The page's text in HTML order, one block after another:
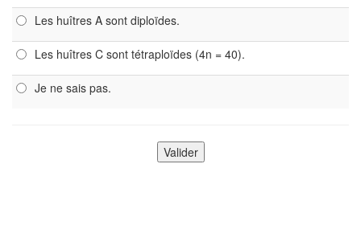
Les huîtres A sont diploïdes.
Les huîtres C sont tétraploïdes (4n = 40).
Je ne sais pas.